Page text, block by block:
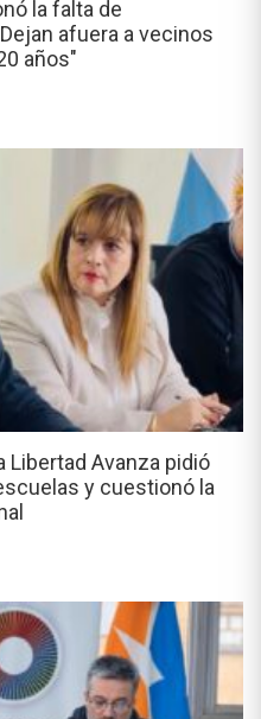
la falta de
afuera a vecinos
años"
Libertad Avanza pidió
y cuestionó la